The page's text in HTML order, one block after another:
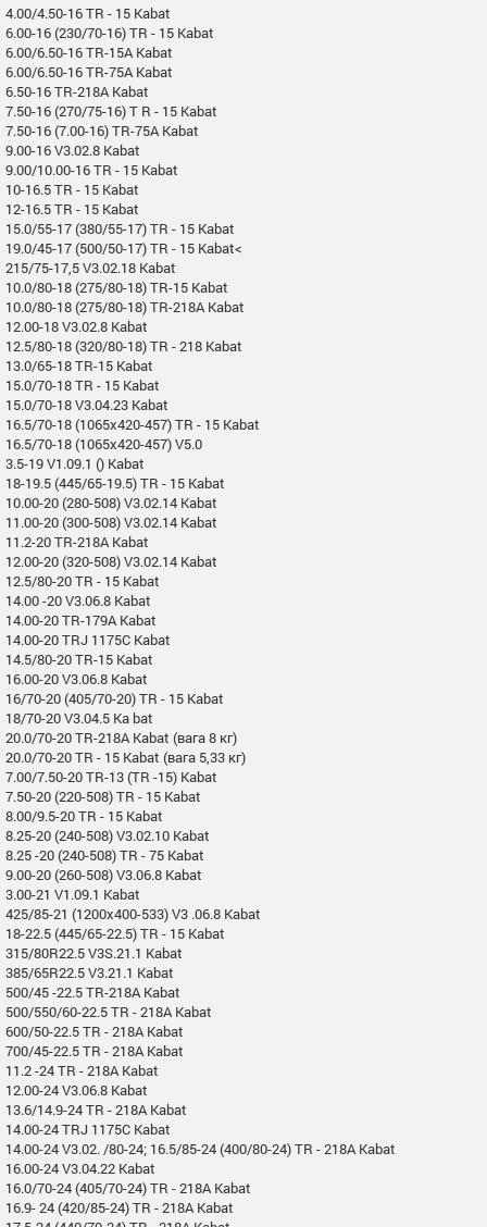
4.00/4.50-16 TR - 15 Kabat
6.00-16 (230/70-16) TR - 15 Kabat
6.00/6.50-16 TR-15A Kabat
6.00/6.50-16 TR-75A Kabat
6.50-16 TR-218A Kabat
7.50-16 (270/75-16) T R - 15 Kabat
7.50-16 (7.00-16) TR-75A Kabat
9.00-16 V3.02.8 Kabat
9.00/10.00-16 TR - 15 Kabat
10-16.5 TR - 15 Kabat
12-16.5 TR - 15 Kabat
15.0/55-17 (380/55-17) TR - 15 Kabat
19.0/45-17 (500/50-17) TR - 15 Kabat<
215/75-17,5 V3.02.18 Kabat
10.0/80-18 (275/80-18) TR-15 Kabat
10.0/80-18 (275/80-18) TR-218A Kabat
12.00-18 V3.02.8 Kabat
12.5/80-18 (320/80-18) TR - 218 Kabat
13.0/65-18 TR-15 Kabat
15.0/70-18 TR - 15 Kabat
15.0/70-18 V3.04.23 Kabat
16.5/70-18 (1065x420-457) TR - 15 Kabat
16.5/70-18 (1065x420-457) V5.0
3.5-19 V1.09.1 () Kabat
18-19.5 (445/65-19.5) TR - 15 Kabat
10.00-20 (280-508) V3.02.14 Kabat
11.00-20 (300-508) V3.02.14 Kabat
11.2-20 TR-218A Kabat
12.00-20 (320-508) V3.02.14 Kabat
12.5/80-20 TR - 15 Kabat
14.00 -20 V3.06.8 Kabat
14.00-20 TR-179A Kabat
14.00-20 TRJ 1175C Kabat
14.5/80-20 TR-15 Kabat
16.00-20 V3.06.8 Kabat
16/70-20 (405/70-20) TR - 15 Kabat
18/70-20 V3.04.5 Ka bat
20.0/70-20 TR-218A Kabat (вага 8 кг)
20.0/70-20 TR - 15 Kabat (вага 5,33 кг)
7.00/7.50-20 TR-13 (TR -15) Kabat
7.50-20 (220-508) TR - 15 Kabat
8.00/9.5-20 TR - 15 Kabat
8.25-20 (240-508) V3.02.10 Kabat
8.25 -20 (240-508) TR - 75 Kabat
9.00-20 (260-508) V3.06.8 Kabat
3.00-21 V1.09.1 Kabat
425/85-21 (1200x400-533) V3 .06.8 Kabat
18-22.5 (445/65-22.5) TR - 15 Kabat
315/80R22.5 V3S.21.1 Kabat
385/65R22.5 V3.21.1 Kabat
500/45 -22.5 TR-218A Kabat
500/550/60-22.5 TR - 218A Kabat
600/50-22.5 TR - 218A Kabat
700/45-22.5 TR - 218A Kabat
11.2 -24 TR - 218A Kabat
12.00-24 V3.06.8 Kabat
13.6/14.9-24 TR - 218A Kabat
14.00-24 TRJ 1175C Kabat
14.00-24 V3.02. /80-24; 16.5/85-24 (400/80-24) TR - 218A Kabat
16.00-24 V3.04.22 Kabat
16.0/70-24 (405/70-24) TR - 218A Kabat
16.9- 24 (420/85-24) TR - 218A Kabat